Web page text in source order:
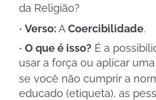
da Religião?
Verso:ACoercibilidade.
O que é isso? É a
usar a força ou aplicar
se você não cumprir a
educado (etiqueta), as